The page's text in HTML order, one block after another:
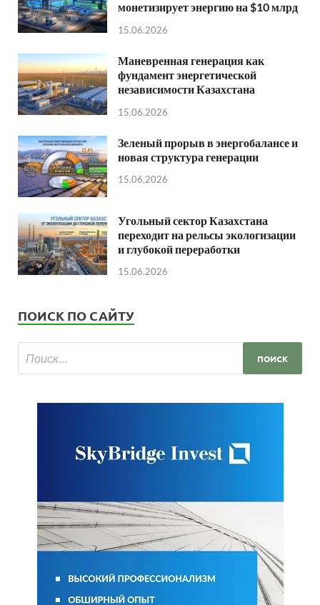
монетизирует энергию на $10 млрд
15.06.2026
Маневренная генерация как
фундамент энергетической
независимости Казахстана
15.06.2026
Зеленый прорыв в энергобалансе и
новая структура генерации
15.06.2026
Угольный сектор Казахстана
переходит на рельсы экологизации
и глубокой переработки
15.06.2026
ПОИСК ПО САЙТУ